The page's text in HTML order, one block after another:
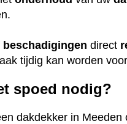
beschadigingen direct
tijdig kan worden
spoed nodig?
dakdekker in